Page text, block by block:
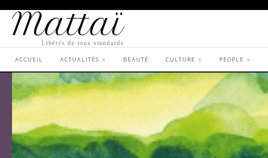
Mattaï
Libérés de tous standards
ACCUEIL ACTUALITÉS BEAUTÉ CULTURE PEOPLE